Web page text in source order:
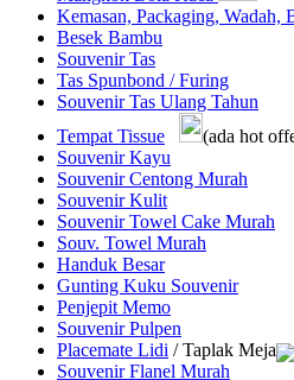
Kemasan, Packaging, Wadah,
Besek Bambu
Souvenir Tas
Tas Spunbond / Furing
Souvenir Tas Ulang Tahun
Tempat Tissue
(ada hot
Souvenir Kayu
Souvenir Centong Murah
Souvenir Kulit
Souvenir Towel Cake Murah
Souv. Towel Murah
Handuk Besar
Gunting Kuku Souvenir
Penjepit Memo
Souvenir Pulpen
Placemate Lidi / Taplak Meja
Souvenir Flanel Murah